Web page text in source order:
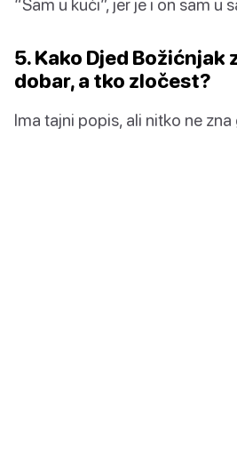
“Sam u kući”, jer je i on sam u
5. Kako Djed Božićnjak
dobar, a tko zločest?
Ima tajni popis, ali nitko ne